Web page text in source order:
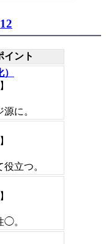
12
イント
に。
立つ。
◯。